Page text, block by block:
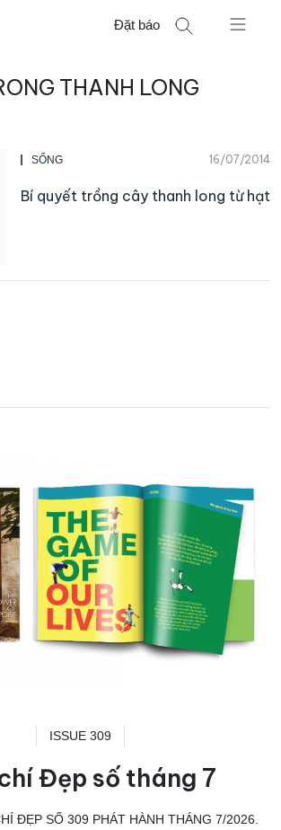
Đặt báo
THANH LONG
SỐNG 16/07/2014
Bí quyết trồng cây thanh long từ hạt
ISSUE 309
Đẹp số tháng 7
ĐẸP SỐ 309 PHÁT HÀNH THÁNG 7/2026.